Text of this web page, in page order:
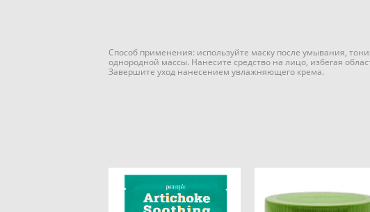
Способ применения: используйте маску после умывания,
однородной массы. Нанесите средство на лицо, избегая
Завершите уход нанесением увлажняющего крема.